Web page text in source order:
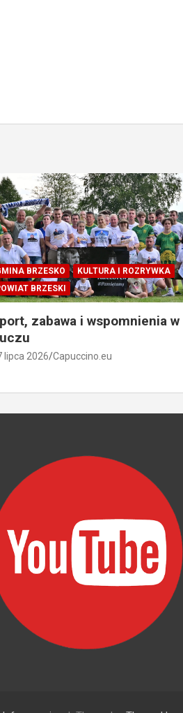
BRZESKO
KULTURA I ROZRYWKA
BRZESKI
zabawa i wspomnienia w
lipca 2026 Capuccino.eu